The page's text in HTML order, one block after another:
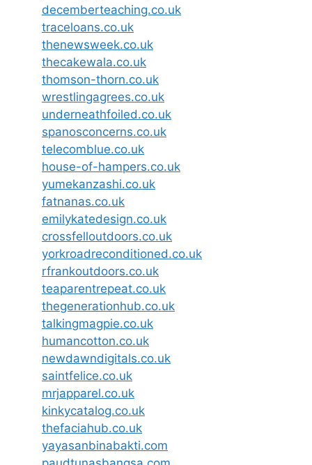
decemberteaching.co.uk
traceloans.co.uk
thenewsweek.co.uk
thecakewala.co.uk
thomson-thorn.co.uk
wrestlingagrees.co.uk
underneathfoiled.co.uk
spanosconcerns.co.uk
telecomblue.co.uk
house-of-hampers.co.uk
yumekanzashi.co.uk
fatnanas.co.uk
emilykatedesign.co.uk
crossfelloutdoors.co.uk
yorkroadreconditioned.co.uk
rfrankoutdoors.co.uk
teaparentrepeat.co.uk
thegenerationhub.co.uk
talkingmagpie.co.uk
humancotton.co.uk
newdawndigitals.co.uk
saintfelice.co.uk
mrjapparel.co.uk
kinkycatalog.co.uk
thefaciahub.co.uk
yayasanbinabakti.com